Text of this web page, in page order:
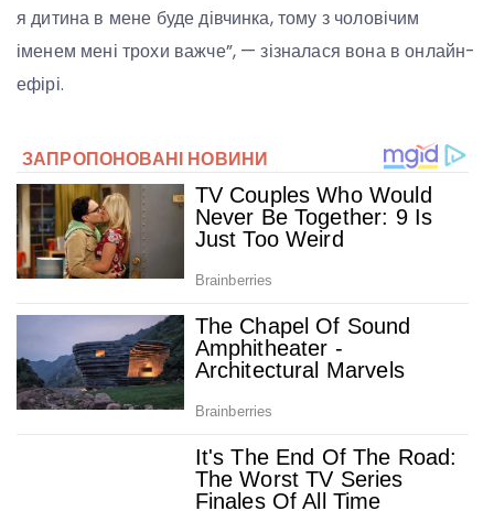
я дитина в мене буде дівчинка, тому з чоловічим
іменем мені трохи важче”, — зізналася вона в онлайн-
ефірі.